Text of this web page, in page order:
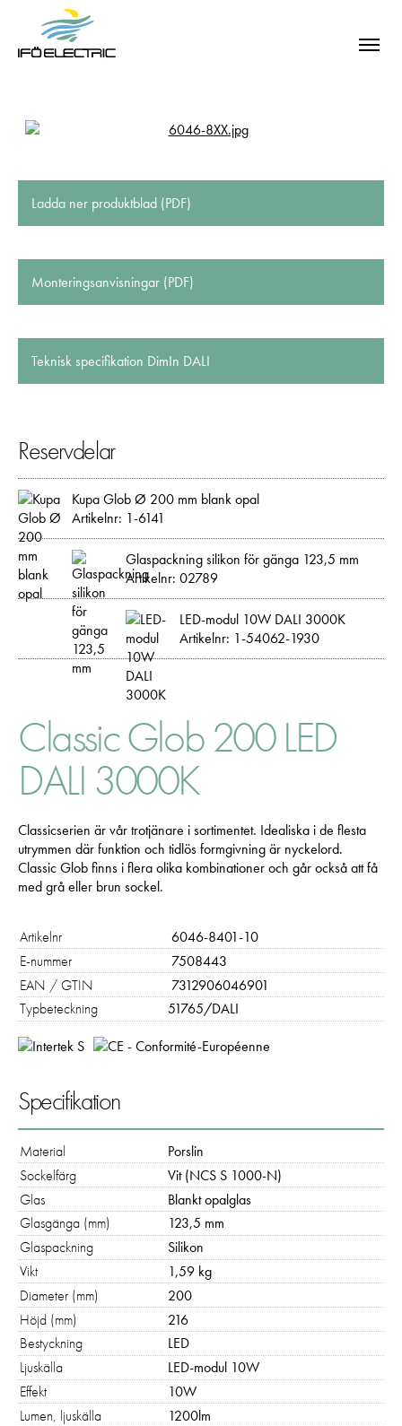
Ladda ner produktblad (PDF)
Monteringsanvisningar (PDF)
Teknisk specifikation DimIn DALI
Reservdelar
Kupa Glob Ø 200 mm blank opal
Artikelnr: 1-6141
Glaspackning silikon för gänga 123,5 mm
Artikelnr: 02789
LED-modul 10W DALI 3000K
Artikelnr: 1-54062-1930
Classic Glob 200 LED
DALI 3000K
Classicserien är vår trotjänare i sortimentet. Idealiska i de flesta
utrymmen där funktion och tidlös formgivning är nyckelord.
Classic Glob finns i flera olika kombinationer och går också att få
med grå eller brun sockel.
Artikelnr
6046-8401-10
E-nummer
7508443
EAN / GTIN
7312906046901
Typbeteckning
51765/DALI
Specifikation
Material
Porslin
Sockelfärg
Vit (NCS S 1000-N)
Glas
Blankt opalglas
Glasgänga (mm)
123,5 mm
Glaspackning
Silikon
Vikt
1,59 kg
Diameter (mm)
200
Höjd (mm)
216
Bestyckning
LED
Ljuskälla
LED-modul 10W
Effekt
10W
Lumen, ljuskälla
1200lm
Nödvändiga
Dessa kakor går inte att välja bort. De
behövs för att hemsidan över huvud taget
ska fungera:
"cookies_and_content_security_policy",
denna kaka kommer ihåg ditt val av
Statistik
För att vi ska
kunna
hemsidans
funktionalitet
och
uppbyggnad,
baserat på
används:
"Google
Analytics",
"_ga" och
"ga#"
För att vår
hemsida ska
prestera så
bra som
möjligt under
ditt besök.
Om du nekar
de här
kakorna
kommer viss
funktionalitet
att försvinna
från
hemsidan:
Google
Maps
Typsnitt